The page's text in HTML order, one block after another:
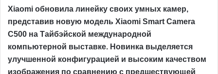
Xiaomi обновила линейку своих умных камер,
представив новую модель Xiaomi Smart Camera
C500 на Тайбэйской международной
компьютерной выставке. Новинка выделяется
улучшенной конфигурацией и высоким качеством
изображения по сравнению с предшествующей